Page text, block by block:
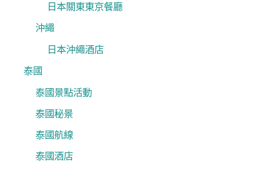
日本關東東京餐廳
沖繩
日本沖繩酒店
泰國
泰國景點活動
泰國秘景
泰國航線
泰國酒店